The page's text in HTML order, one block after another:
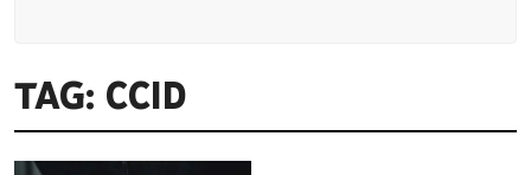
சினிமா
TAG: CCID